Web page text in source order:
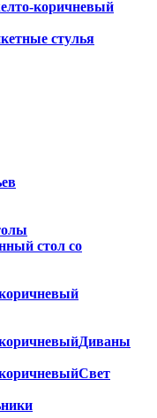
стулья
стол со
Диваны
Свет